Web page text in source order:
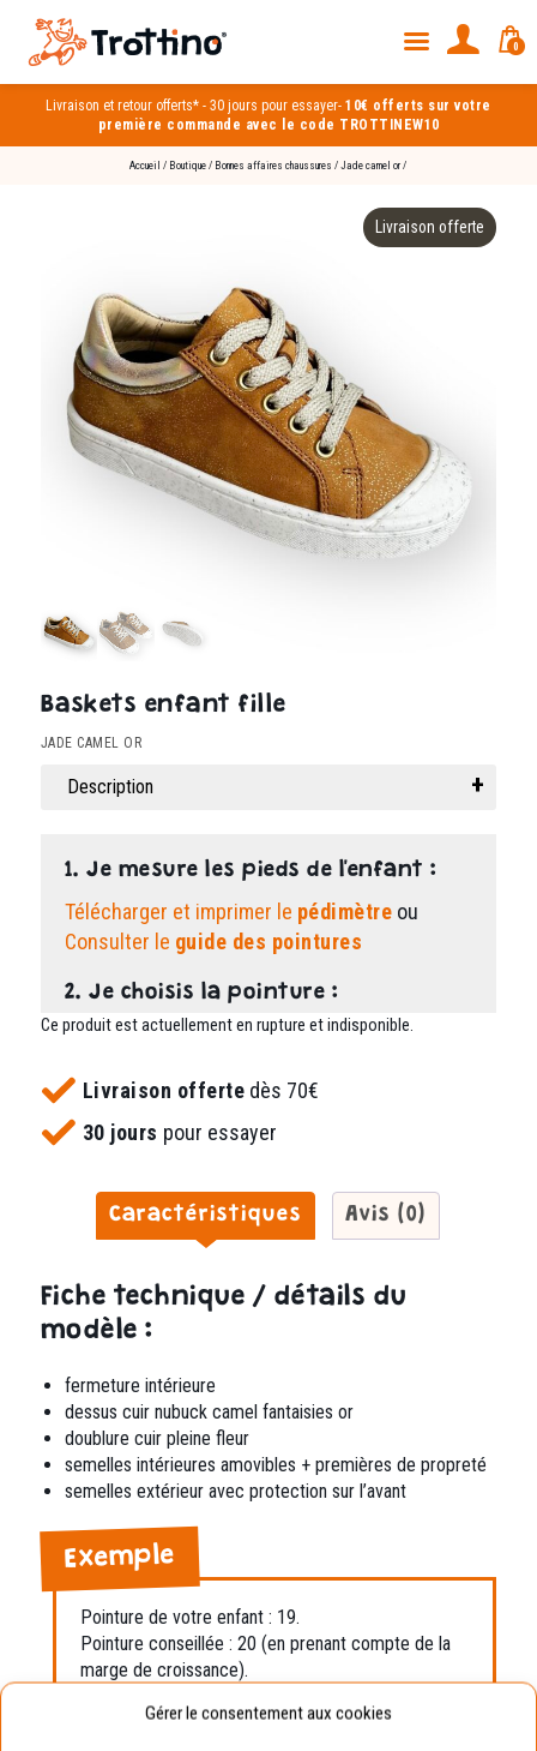
Gérer le consentement aux cookies
Livraison et retour offerts* -30 jours pour essayer-10€ offerts sur votre
première commande avec le code TROTTINEW10
0
Accueil / Boutique/ Bonnes affaires chaussures / Jade camel or/
Baskets enfant fille
JADE CAMEL OR
Description
1. Je mesure les pieds de l'enfant :
Télécharger et imprimer le pédimètre ou
Consulter le guide des pointures
2. Je choisis la pointure :
Ce produit est actuellement en rupture et indisponible.
Livraison offerte dès 70€
30 jours pour essayer
Caractéristiques Avis (0)
Exemple
Pointure de votre enfant : 19.
Pointure conseillée : 20 (en prenant compte de la
marge de croissance).
Fiche technique / détails du
modèle :
fermeture intérieure
dessus cuir nubuck camel fantaisies or
doublure cuir pleine fleur
semelles intérieures amovibles + premières de propreté
semelles extérieur avec protection sur l’avant